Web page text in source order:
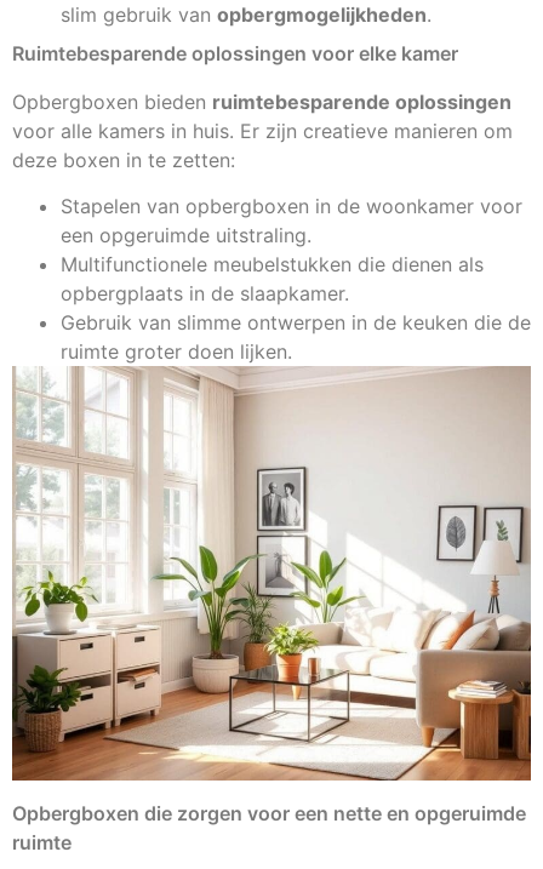
slim gebruik van opbergmogelijkheden.
Ruimtebesparende oplossingen voor elke kamer
Opbergboxen bieden ruimtebesparende oplossingen
voor alle kamers in huis. Er zijn creatieve manieren om
deze boxen in te zetten:
Stapelen van opbergboxen in de woonkamer voor
een opgeruimde uitstraling.
Multifunctionele meubelstukken die dienen als
opbergplaats in de slaapkamer.
Gebruik van slimme ontwerpen in de keuken die de
ruimte groter doen lijken.
Opbergboxen die zorgen voor een nette en opgeruimde
ruimte